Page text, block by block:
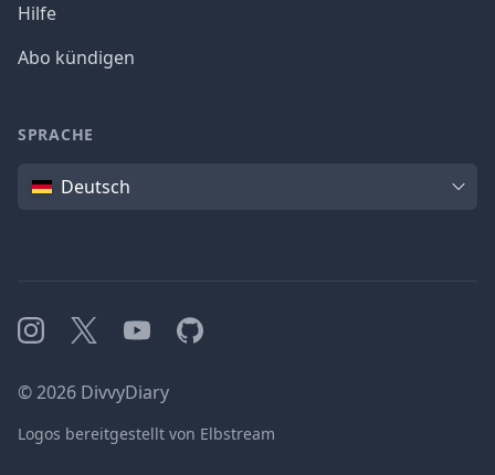
Hilfe
Abo kündigen
SPRACHE
SpracheDeutsch
Instagram
X YouTubeGitHub
©2026 DivvyDiary
Logos bereitgestellt von Elbstream